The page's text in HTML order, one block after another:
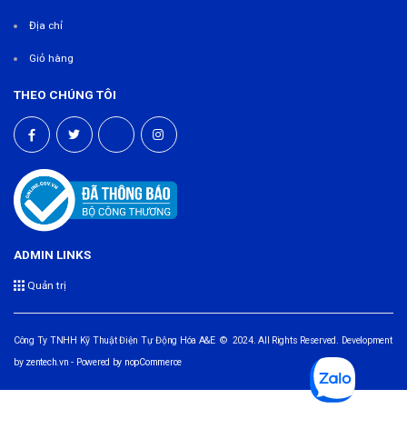
Địa chỉ
Giỏ hàng
THEO CHÚNG TÔI
ADMIN LINKS
Quản trị
Công Ty TNHH Kỹ Thuật Điện Tự Động Hóa A&E © 2024. All Rights Reserved. Development
by zentech.vn - Powered by nopCommerce